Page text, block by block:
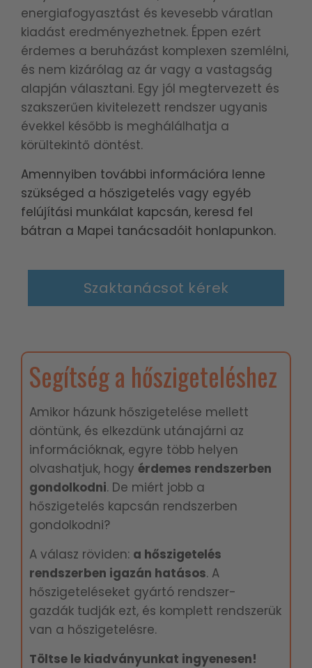
energiafogyasztást és kevesebb váratlan
kiadást eredményezhetnek. Éppen ezért
érdemes a beruházást komplexen szemlélni,
és nem kizárólag az ár vagy a vastagság
alapján választani. Egy jól megtervezett és
szakszerűen kivitelezett rendszer ugyanis
évekkel később is meghálálhatja a
körültekintő döntést.
Amennyiben további információra lenne
szükséged a hőszigetelés vagy egyéb
felújítási munkálat kapcsán, keresd fel
bátran a Mapei tanácsadóit honlapunkon.
Szaktanácsot kérek
Segítség a hőszigeteléshez
Amikor házunk hőszigetelése mellett
döntünk, és elkezdünk utánajárni az
információknak, egyre több helyen
olvashatjuk, hogy érdemes rendszerben
gondolkodni. De miért jobb a
hőszigetelés kapcsán rendszerben
gondolkodni?
A válasz röviden: a hőszigetelés
rendszerben igazán hatásos. A
hőszigeteléseket gyártó rendszer-
gazdák tudják ezt, és komplett rendszerük
van a hőszigetelésre.
Töltse le kiadványunkat ingyenesen!